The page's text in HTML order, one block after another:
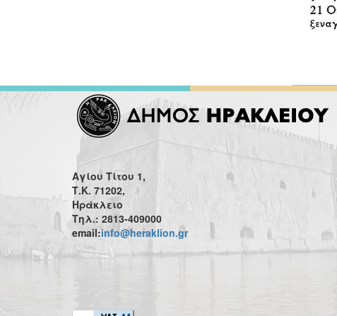
Αγίου Τίτου 1,
Τ.Κ. 71202,
Ηράκλειο
Τηλ.: 2813-409000
email:info@heraklion.gr